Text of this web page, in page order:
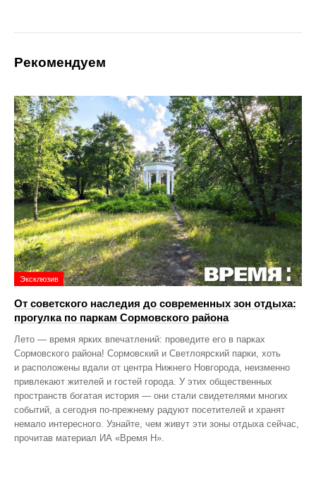
Рекомендуем
Эксклюзив
От советского наследия до современных зон отдыха:
прогулка по паркам Сормовского района
Лето — время ярких впечатлений: проведите его в парках
Сормовского района! Сормовский и Светлоярский парки, хоть
и расположены вдали от центра Нижнего Новгорода, неизменно
привлекают жителей и гостей города. У этих общественных
пространств богатая история — они стали свидетелями многих
событий, а сегодня по‑прежнему радуют посетителей и хранят
немало интересного. Узнайте, чем живут эти зоны отдыха сейчас,
прочитав материал ИА «Время Н».